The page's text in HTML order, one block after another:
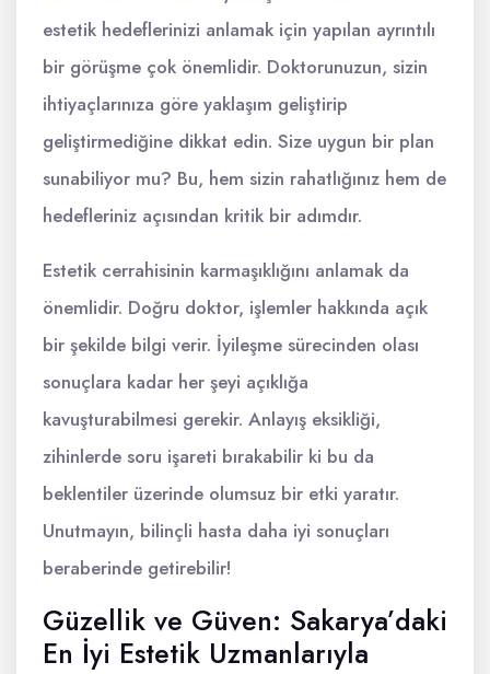
estetik hedeflerinizi anlamak için yapılan ayrıntılı
bir görüşme çok önemlidir. Doktorunuzun, sizin
ihtiyaçlarınıza göre yaklaşım geliştirip
geliştirmediğine dikkat edin. Size uygun bir plan
sunabiliyor mu? Bu, hem sizin rahatlığınız hem de
hedefleriniz açısından kritik bir adımdır.
Estetik cerrahisinin karmaşıklığını anlamak da
önemlidir. Doğru doktor, işlemler hakkında açık
bir şekilde bilgi verir. İyileşme sürecinden olası
sonuçlara kadar her şeyi açıklığa
kavuşturabilmesi gerekir. Anlayış eksikliği,
zihinlerde soru işareti bırakabilir ki bu da
beklentiler üzerinde olumsuz bir etki yaratır.
Unutmayın, bilinçli hasta daha iyi sonuçları
beraberinde getirebilir!
Güzellik ve Güven: Sakarya’daki
En İyi Estetik Uzmanlarıyla